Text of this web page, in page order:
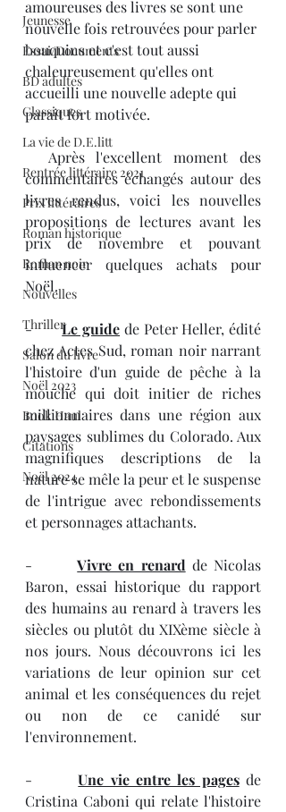
Jeunesse
Essai/Documents
BD adultes
Classiques
La vie de D.E.litt
Rentrée littéraire 2021
Prix littéraires
Roman historique
Roman noir
Nouvelles
Thriller
Salon du livre
Noël 2023
Book Haul
Citations
Noël 2024
amoureuses des livres se sont une
nouvelle fois retrouvées pour parler
bouquins et c'est tout aussi
chaleureusement qu'elles ont
accueilli une nouvelle adepte qui
paraît fort motivée.
commentaires échangés autour des
livres rendus, voici les nouvelles
propositions de lectures avant les
prix de novembre et pouvant
influencer quelques achats pour
Noël.
- Le guide de Peter Heller, édité
chez Actes Sud, roman noir narrant
l'histoire d'un guide de pêche à la
mouche qui doit initier de riches
millionnaires dans une région aux
paysages sublimes du Colorado. Aux
magnifiques descriptions de la
nature se mêle la peur et le suspense
de l'intrigue avec rebondissements
et personnages attachants.
- Vivre en renard de Nicolas
Baron, essai historique du rapport
des humains au renard à travers les
siècles ou plutôt du XIXème siècle à
nos jours. Nous découvrons ici les
variations de leur opinion sur cet
animal et les conséquences du rejet
ou non de ce canidé sur
l'environnement.
- Une vie entre les pages de
Cristina Caboni qui relate l'histoire